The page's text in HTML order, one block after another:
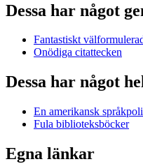
Dessa har något
Fantastiskt
Onödiga citattecken
Dessa har något
En amerikansk
Fula biblioteksböcker
Egna länkar